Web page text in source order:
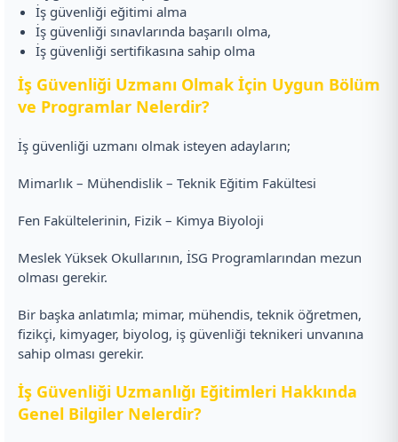
İş güvenliği eğitimi alma
İş güvenliği sınavlarında başarılı olma,
İş güvenliği sertifikasına sahip olma
İş Güvenliği Uzmanı Olmak İçin Uygun Bölüm
ve Programlar Nelerdir?
İş güvenliği uzmanı olmak isteyen adayların;
Mimarlık – Mühendislik – Teknik Eğitim Fakültesi
Fen Fakültelerinin, Fizik – Kimya Biyoloji
Meslek Yüksek Okullarının, İSG Programlarından mezun
olması gerekir.
Bir başka anlatımla; mimar, mühendis, teknik öğretmen,
fizikçi, kimyager, biyolog, iş güvenliği teknikeri unvanına
sahip olması gerekir.
İş Güvenliği Uzmanlığı Eğitimleri Hakkında
Genel Bilgiler Nelerdir?